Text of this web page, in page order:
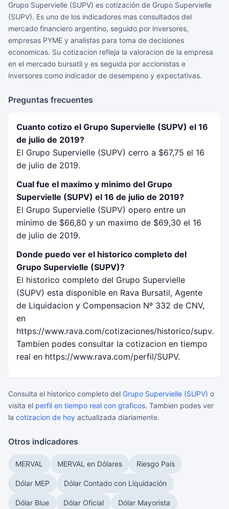
Grupo Supervielle (SUPV) es cotización de Grupo Supervielle
(SUPV). Es uno de los indicadores mas consultados del
mercado financiero argentino, seguido por inversores,
empresas PYME y analistas para toma de decisiones
economicas. Su cotizacion refleja la valoracion de la empresa
en el mercado bursatil y es seguida por accionistas e
inversores como indicador de desempeno y expectativas.
Preguntas frecuentes
Cuanto cotizo el Grupo Supervielle (SUPV) el 16
de julio de 2019?
El Grupo Supervielle (SUPV) cerro a $67,75 el 16
de julio de 2019.
Cual fue el maximo y minimo del Grupo
Supervielle (SUPV) el 16 de julio de 2019?
El Grupo Supervielle (SUPV) opero entre un
minimo de $66,80 y un maximo de $69,30 el 16
de julio de 2019.
Donde puedo ver el historico completo del
Grupo Supervielle (SUPV)?
El historico completo del Grupo Supervielle
(SUPV) esta disponible en Rava Bursatil, Agente
de Liquidacion y Compensacion Nº 332 de CNV,
en
https://www.rava.com/cotizaciones/historico/supv.
Tambien podes consultar la cotizacion en tiempo
real en https://www.rava.com/perfil/SUPV.
Consulta el historico completo del Grupo Supervielle (SUPV) o
visita el perfil en tiempo real con graficos. Tambien podes ver
la cotizacion de hoy actualizada diariamente.
Otros indicadores
MERVAL MERVAL en Dólares Riesgo País
Dólar MEP Dólar Contado con Liquidación
Dólar Blue Dólar Oficial Dólar Mayorista